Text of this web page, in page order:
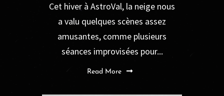
Cet hiver à AstroVal, la neige nous
a valu quelques scènes assez
amusantes, comme plusieurs
séances improvisées pour...
Read More